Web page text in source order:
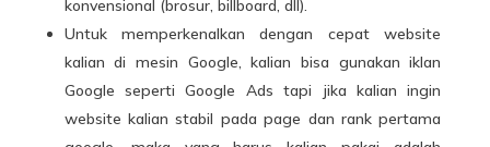
konvensional (brosur, billboard, dll).
Untuk memperkenalkan dengan cepat website
kalian di mesin Google, kalian bisa gunakan iklan
Google seperti Google Ads tapi jika kalian ingin
website kalian stabil pada page dan rank pertama